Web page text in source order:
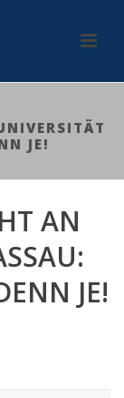
JE!
AN
JE!